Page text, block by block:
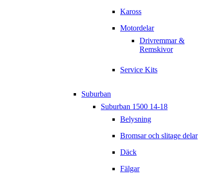
Kaross
Motordelar
Drivremmar &
Remskivor
Service Kits
Suburban
Suburban 1500 14-18
Belysning
Bromsar och slitage delar
Däck
Fälgar